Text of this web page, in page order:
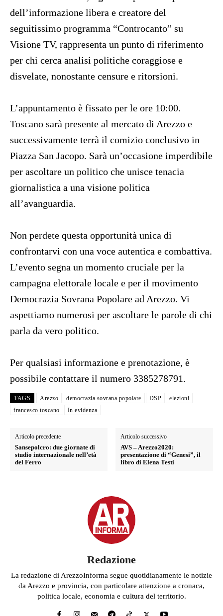
dell’informazione libera e creatore del
seguitissimo programma “Controcanto” su
Visione TV, rappresenta un punto di riferimento
per chi cerca analisi politiche coraggiose e
disvelate, nonostante censure e ritorsioni.
L’appuntamento è fissato per le ore 10:00.
Toscano sarà presente al mercato di Arezzo e
successivamente terrà il comizio conclusivo in
Piazza San Jacopo. Sarà un’occasione imperdibile
per ascoltare un politico che unisce tenacia
giornalistica a una visione politica
all’avanguardia.
Non perdete questa opportunità unica di
confrontarvi con una voce autentica e combattiva.
L’evento segna un momento cruciale per la
campagna elettorale locale e per il movimento
Democrazia Sovrana Popolare ad Arezzo. Vi
aspettiamo numerosi per ascoltare le parole di chi
parla da vero politico.
Per qualsiasi informazione e prenotazione, è
possibile contattare il numero 3385278791.
TAGS Arezzo democrazia sovrana popolare DSP
elezioni
francesco toscano
In evidenza
Articolo precedente
Sansepolcro: due giornate di
studio internazionale nell’età
del Ferro
Articolo successivo
AVS – Arezzo2020:
presentazione di “Genesi”, il
libro di Elena Testi
Redazione
La redazione di ArezzoInforma segue quotidianamente le notizie
da Arezzo e provincia, con particolare attenzione a cronaca,
politica locale, economia e cultura del territorio.